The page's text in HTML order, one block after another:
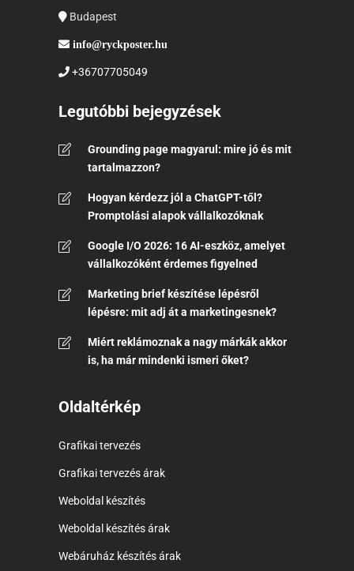
Budapest
info@ryckposter.hu
+36707705049
Legutóbbi bejegyzések
Grounding page magyarul: mire jó és mit
tartalmazzon?
Hogyan kérdezz jól a ChatGPT-től?
Promptolási alapok vállalkozóknak
Google I/O 2026: 16 AI-eszköz, amelyet
vállalkozóként érdemes figyelned
Marketing brief készítése lépésről
lépésre: mit adj át a marketingesnek?
Miért reklámoznak a nagy márkák akkor
is, ha már mindenki ismeri őket?
Oldaltérkép
Grafikai tervezés
Grafikai tervezés árak
Weboldal készítés
Weboldal készítés árak
Webáruház készítés árak